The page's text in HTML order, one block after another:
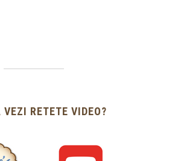
VEZI RETETE VIDEO?